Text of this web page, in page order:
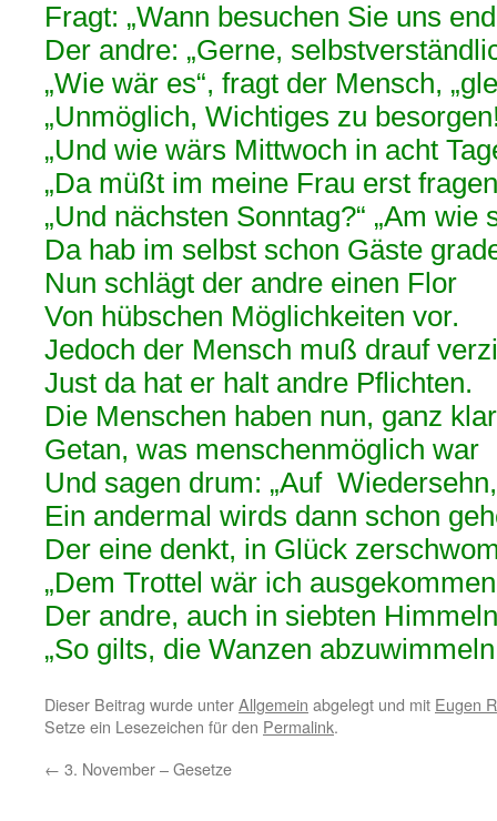
Fragt: „Wann besuchen Sie uns
Der andre: „Gerne,
„Wie wär es“, fragt der Mensch,
„Unmöglich, Wichtiges zu
„Und wie wärs Mittwoch in acht
„Da müßt im meine Frau erst
„Und nächsten Sonntag?“ „Am wie
Da hab im selbst schon Gäste
Nun schlägt der andre einen Flor
Von hübschen Möglichkeiten vor.
Jedoch der Mensch muß drauf
Just da hat er halt andre Pflichten.
Die Menschen haben nun, ganz
Getan, was menschenmöglich war
Und sagen drum: „Auf
Ein andermal wirds dann schon
Der eine denkt, in Glück
„Dem Trottel wär ich
Der andre, auch in siebten
„So gilts, die Wanzen
Dieser Beitrag wurde unterAllgemein abgelegt und mit Eugen
Setze ein Lesezeichen für den Permalink.
← 3. November – Gesetze